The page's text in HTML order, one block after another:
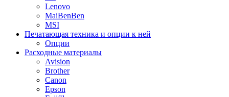
Lenovo
MaiBenBen
MSI
Печатающая техника и опции к ней
Опции
Расходные материалы
Avision
Brother
Canon
Epson